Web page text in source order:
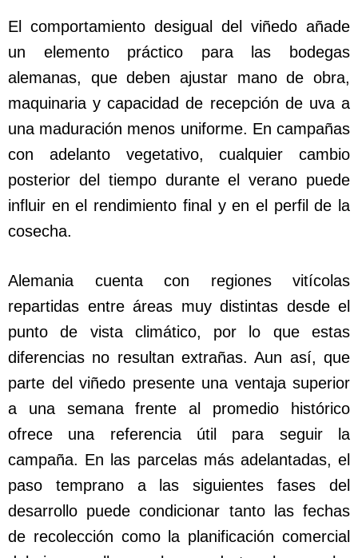
El comportamiento desigual del viñedo añade
un elemento práctico para las bodegas
alemanas, que deben ajustar mano de obra,
maquinaria y capacidad de recepción de uva a
una maduración menos uniforme. En campañas
con adelanto vegetativo, cualquier cambio
posterior del tiempo durante el verano puede
influir en el rendimiento final y en el perfil de la
cosecha.
Alemania cuenta con regiones vitícolas
repartidas entre áreas muy distintas desde el
punto de vista climático, por lo que estas
diferencias no resultan extrañas. Aun así, que
parte del viñedo presente una ventaja superior
a una semana frente al promedio histórico
ofrece una referencia útil para seguir la
campaña. En las parcelas más adelantadas, el
paso temprano a las siguientes fases del
desarrollo puede condicionar tanto las fechas
de recolección como la planificación comercial